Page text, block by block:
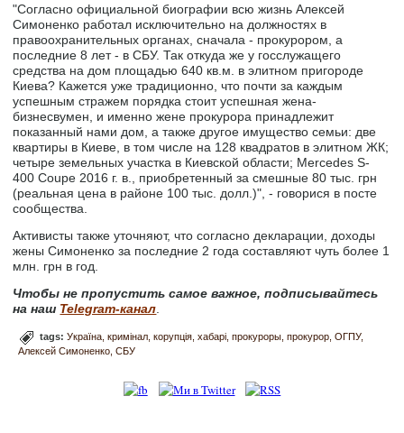
"Согласно официальной биографии всю жизнь Алексей
Симоненко работал исключительно на должностях в
правоохранительных органах, сначала - прокурором, а
последние 8 лет - в СБУ. Так откуда же у госслужащего
средства на дом площадью 640 кв.м. в элитном пригороде
Киева? Кажется уже традиционно, что почти за каждым
успешным стражем порядка стоит успешная жена-
бизнесвумен, и именно жене прокурора принадлежит
показанный нами дом, а также другое имущество семьи: две
квартиры в Киеве, в том числе на 128 квадратов в элитном ЖК;
четыре земельных участка в Киевской области; Mercedes S-
400 Coupe 2016 г. в., приобретенный за смешные 80 тыс. грн
(реальная цена в районе 100 тыс. долл.)", - говорися в посте
сообщества.
Активисты также уточняют, что согласно декларации, доходы
жены Симоненко за последние 2 года составляют чуть более 1
млн. грн в год.
Чтобы не пропустить самое важное, подписывайтесь
на наш Telegram-канал
tags:Україна кримінал корупція хабарі прокуроры прокурор ОГПУ
Алексей Симоненко СБУ